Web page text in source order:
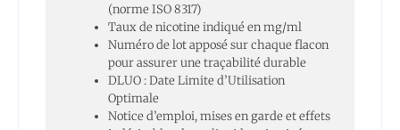
(norme ISO 8317)
Taux de nicotine indiqué en mg/ml
Numéro de lot apposé sur chaque flacon
pour assurer une traçabilité durable
DLUO : Date Limite d’Utilisation
Optimale
Notice d’emploi, mises en garde et effets